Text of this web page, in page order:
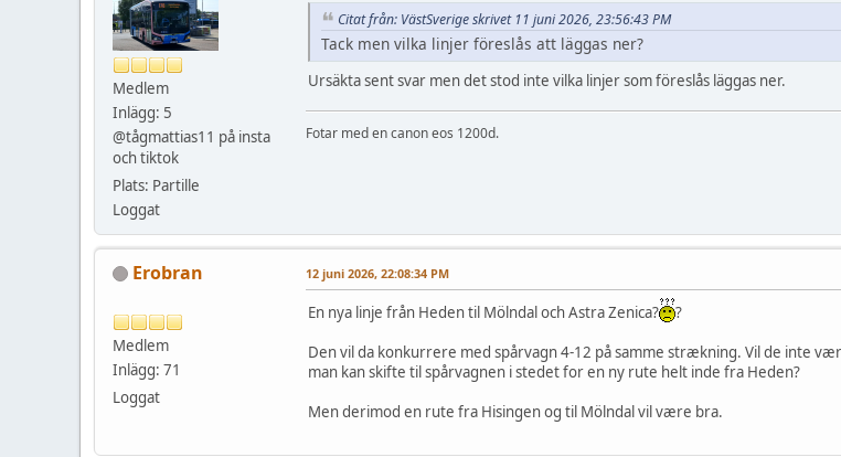
Medlem
Inlägg: 5
@tågmattias11 på insta
och tiktok
Plats: Partille
Loggat
Citat från: VästSverige skrivet 11 juni 2026, 23:56:43 PM
Tack men vilka linjer föreslås att läggas ner?
Ursäkta sent svar men det stod inte vilka linjer som föreslås läggas ner.
Fotar med en canon eos 1200d.
Erobran
Medlem
Inlägg: 71
Loggat
12 juni 2026, 22:08:34 PM
En nya linje från Heden til Mölndal och Astra Zenica?
?
Den vil da konkurrere med spårvagn 4-12 på samme strækning. Vil de inte
man kan skifte til spårvagnen i stedet for en ny rute helt inde fra Heden?
Men derimod en rute fra Hisingen og til Mölndal vil være bra.